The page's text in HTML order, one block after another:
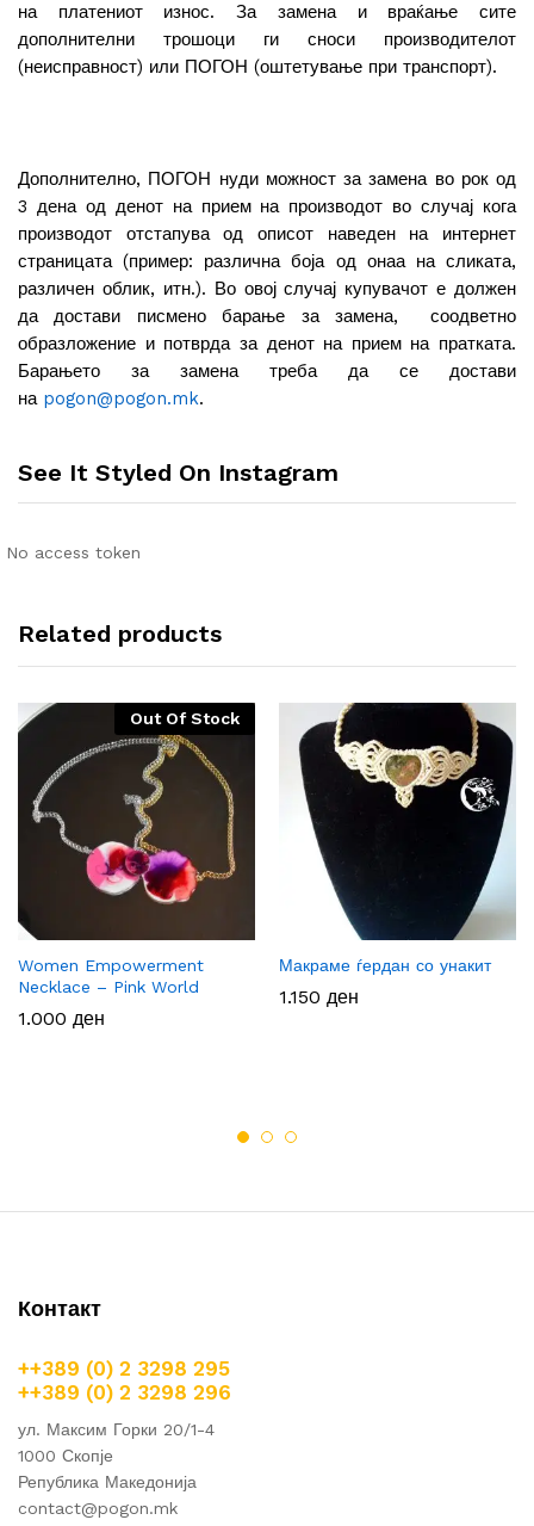
на платениот износ. За замена и враќање сите
дополнителни трошоци ги сноси производителот
(неисправност) или ПОГОН (оштетување при транспорт).
Дополнително, ПОГОН нуди можност за замена во рок од
3 дена од денот на прием на производот во случај кога
производот отстапува од описот наведен на интернет
страницата (пример: различна боја од онаа на сликата,
различен облик, итн.). Во овој случај купувачот е должен
да достави писмено барање за замена, соодветно
образложение и потврда за денот на прием на пратката.
Барањето за замена треба да се достави
на pogon@pogon.mk.
See It Styled On Instagram
No access token
Related products
Out Of Stock
Women Empowerment
Necklace – Pink World
1.000 ден
Макраме ѓердан со унакит
1.150 ден
Контакт
++389 (0) 2 3298 295
++389 (0) 2 3298 296
ул. Максим Горки 20/1-4
1000 Скопје
Република Македонија
contact@pogon.mk